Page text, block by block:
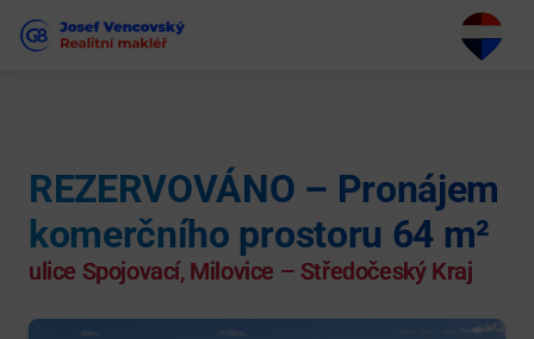
REZERVOVÁNO – Pronájem
komerčního prostoru 64 m²
ulice Spojovací, Milovice – Středočeský Kraj